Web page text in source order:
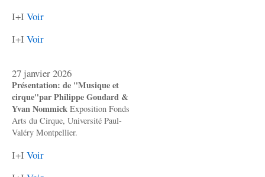
I+I Voir
I+I Voir
27 janvier 2026
Présentation: de "Musique et
cirque"par Philippe Goudard &
Yvan Nommick Exposition Fonds
Arts du Cirque, Université Paul-
Valéry Montpellier.
I+I Voir